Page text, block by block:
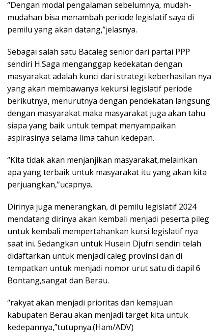
“Dengan modal pengalaman sebelumnya, mudah-
mudahan bisa menambah periode legislatif saya di
pemilu yang akan datang,”jelasnya.
Sebagai salah satu Bacaleg senior dari partai PPP
sendiri H.Saga menganggap kedekatan dengan
masyarakat adalah kunci dari strategi keberhasilan nya
yang akan membawanya kekursi legislatif periode
berikutnya, menurutnya dengan pendekatan langsung
dengan masyarakat maka masyarakat juga akan tahu
siapa yang baik untuk tempat menyampaikan
aspirasinya selama lima tahun kedepan.
“Kita tidak akan menjanjikan masyarakat,melainkan
apa yang terbaik untuk masyarakat itu yang akan kita
perjuangkan,”ucapnya.
Dirinya juga menerangkan, di pemilu legislatif 2024
mendatang dirinya akan kembali menjadi peserta pileg
untuk kembali mempertahankan kursi legislatif nya
saat ini. Sedangkan untuk Husein Djufri sendiri telah
didaftarkan untuk menjadi caleg provinsi dan di
tempatkan untuk menjadi nomor urut satu di dapil 6
Bontang,sangat dan Berau.
“rakyat akan menjadi prioritas dan kemajuan
kabupaten Berau akan menjadi target kita untuk
kedepannya,”tutupnya.(Ham/ADV)